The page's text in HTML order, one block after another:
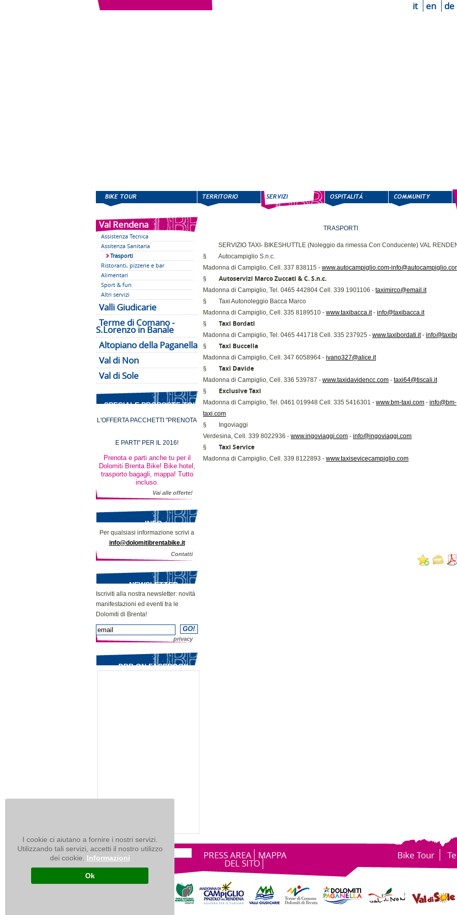
I cookie ci aiutano a fornire i nostri servizi.
Utilizzando tali servizi, accetti il nostro utilizzo
dei cookie. Informazioni
Ok
it en de
Val Rendena
Assistenza Tecnica
Assitenza Sanitaria
Trasporti
Ristoranti, pizzerie e bar
Alimentari
Sport & fun
Altri servizi
Valli Giudicarie
Terme di Comano -
S.Lorenzo in Banale
Altopiano della Paganella
Val di Non
Val di Sole
SPECIALE PROPOSTE TOUR
L'OFFERTA PACCHETTI "PRENOTA
E PARTI" PER IL 2016!
Prenota e parti anche tu per il
Dolomiti Brenta Bike! Bike hotel,
trasporto bagagli, mappa! Tutto
incluso.
Vai alle offerte!
INFO
Per qualsiasi informazione scrivi a
info@dolomitibrentabike.it
Contatti
NEWSLETTER
Iscriviti alla nostra newsletter: novità
manifestazioni ed eventi tra le
Dolomiti di Brenta!
privacy
DBB ON FACEBOOK
TRASPORTI
SERVIZIO TAXI- BIKESHUTTLE (Noleggio da rimessa Con Conducente) VAL
§ Autocampiglio S.n.c.
Madonna di Campiglio, Cell. 337 838115 - www.autocampiglio.com-
§ Autoservizi Marco Zuccati & C. S.n.c.
Madonna di Campiglio, Tel. 0465 442804 Cell. 339 1901106 - taximirco@email.it
§ Taxi Autonoleggio Bacca Marco
Madonna di Campiglio, Cell. 335 8189510 - www.taxibacca.it- info@taxibacca.it
§ Taxi Bordati
Madonna di Campiglio, Tel. 0465 441718 Cell. 335 237925 - www.taxibordati.it-
§ Taxi Buccella
Madonna di Campiglio, Cell. 347 6058964 - ivano327@alice.it
§ Taxi Davide
Madonna di Campiglio, Cell. 336 539787 - www.taxidavidencc.com - taxi64@tiscali.it
§ Exclusive Taxi
Madonna di Campiglio, Tel. 0461 019948 Cell. 335 5416301 - www.bm-taxi.com - info@bm-
taxi.com
§
Ingoviaggi
Verdesina, Cell. 339 8022936 - www.ingoviaggi.com - info@ingoviaggi.com
§ Taxi Service
Madonna di Campiglio, Cell. 339 8122893 - www.taxisevicecampiglio.com
PRESS AREA MAPPA
DEL SITO
Bike Tour